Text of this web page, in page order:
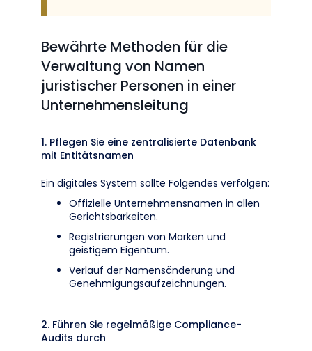
Bewährte Methoden für die
Verwaltung von Namen
juristischer Personen in einer
Unternehmensleitung
1. Pflegen Sie eine zentralisierte Datenbank
mit Entitätsnamen
Ein digitales System sollte Folgendes verfolgen:
Offizielle Unternehmensnamen in allen
Gerichtsbarkeiten.
Registrierungen von Marken und
geistigem Eigentum.
Verlauf der Namensänderung und
Genehmigungsaufzeichnungen.
2. Führen Sie regelmäßige Compliance-
Audits durch